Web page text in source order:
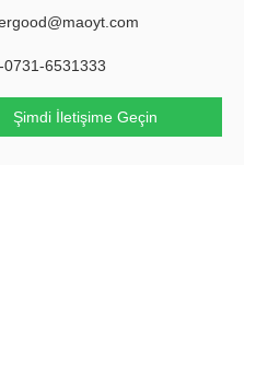
0731-6531333
Şimdi İletişime Geçin